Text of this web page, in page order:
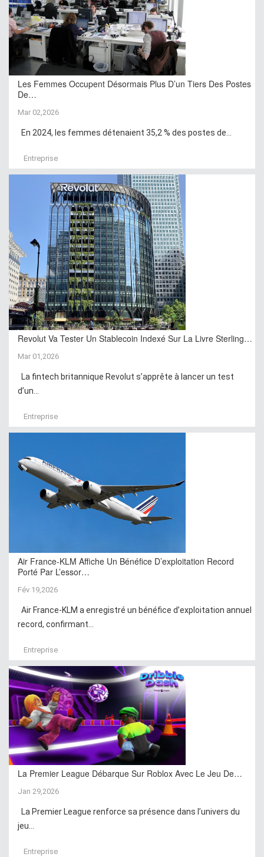
Les Femmes Occupent Désormais Plus D’un Tiers Des Postes
De…
Mar 02,2026
En 2024, les femmes détenaient 35,2 % des postes de...
Entreprise
Revolut Va Tester Un Stablecoin Indexé Sur La Livre Sterling…
Mar 01,2026
La fintech britannique Revolut s’apprête à lancer un test
d’un...
Entreprise
Air France-KLM Affiche Un Bénéfice D’exploitation Record
Porté Par L’essor…
Fév 19,2026
Air France-KLM a enregistré un bénéfice d’exploitation annuel
record, confirmant...
Entreprise
La Premier League Débarque Sur Roblox Avec Le Jeu De…
Jan 29,2026
La Premier League renforce sa présence dans l’univers du
jeu...
Entreprise